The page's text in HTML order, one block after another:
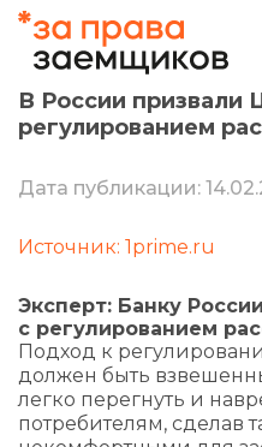
В России призвали
регулированием
Дата публикации:
Источник: 1prime.ru
Эксперт: Банку
с регулированием
Подход к
должен быть
легко перегнуть и
потребителям, сделав